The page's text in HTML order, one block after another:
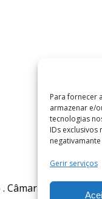
Para fornecer
armazenar e/
tecnologias
IDs
Gerir serviços
Câmara Municipal